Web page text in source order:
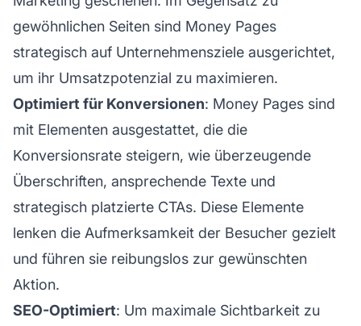
gewöhnlichen Seiten sind Money Pages
strategisch auf Unternehmensziele ausgerichtet,
um ihr Umsatzpotenzial zu maximieren.
Optimiert für Konversionen: Money Pages sind
mit Elementen ausgestattet, die die
Konversionsrate steigern, wie überzeugende
Überschriften, ansprechende Texte und
strategisch platzierte CTAs. Diese Elemente
lenken die Aufmerksamkeit der Besucher gezielt
und führen sie reibungslos zur gewünschten
Aktion.
SEO-Optimiert: Um maximale Sichtbarkeit zu